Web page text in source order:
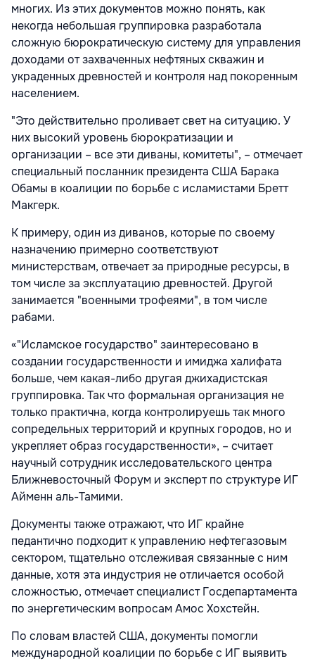
многих. Из этих документов можно понять, как
некогда небольшая группировка разработала
сложную бюрократическую систему для управления
доходами от захваченных нефтяных скважин и
украденных древностей и контроля над покоренным
населением.
"Это действительно проливает свет на ситуацию. У
них высокий уровень бюрократизации и
организации – все эти диваны, комитеты", – отмечает
специальный посланник президента США Барака
Обамы в коалиции по борьбе с исламистами Бретт
Макгерк.
К примеру, один из диванов, которые по своему
назначению примерно соответствуют
министерствам, отвечает за природные ресурсы, в
том числе за эксплуатацию древностей. Другой
занимается "военными трофеями", в том числе
рабами.
«"Исламское государство" заинтересовано в
создании государственности и имиджа халифата
больше, чем какая-либо другая джихадистская
группировка. Так что формальная организация не
только практична, когда контролируешь так много
сопредельных территорий и крупных городов, но и
укрепляет образ государственности», – считает
научный сотрудник исследовательского центра
Ближневосточный Форум и эксперт по структуре ИГ
Айменн аль-Тамими.
Документы также отражают, что ИГ крайне
педантично подходит к управлению нефтегазовым
сектором, тщательно отслеживая связанные с ним
данные, хотя эта индустрия не отличается особой
сложностью, отмечает специалист Госдепартамента
по энергетическим вопросам Амос Хохстейн.
По словам властей США, документы помогли
международной коалиции по борьбе с ИГ выявить